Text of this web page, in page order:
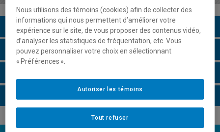
Description du cours
Horaire - Été 2026
Nous utilisons des témoins (cookies) afin de collecter des
informations qui nous permettent d’améliorer votre
expérience sur le site, de vous proposer des contenus vidéo,
d’analyser les statistiques de fréquentation, etc. Vous
pouvez personnaliser votre choix en sélectionnant
« Préférences ».
Tout refuser
Autoriser les témoins